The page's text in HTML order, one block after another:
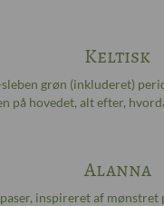
Keltisk
grøn (inkluderet)
på hovedet, alt efter,
Alanna
inspireret af